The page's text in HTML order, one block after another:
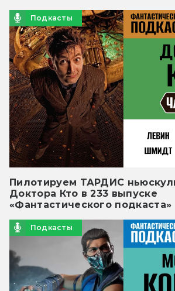
Подкасты
Пилотируем ТАРДИС
Доктора Кто в 233 выпуске
«Фантастического подкаста»
Подкасты